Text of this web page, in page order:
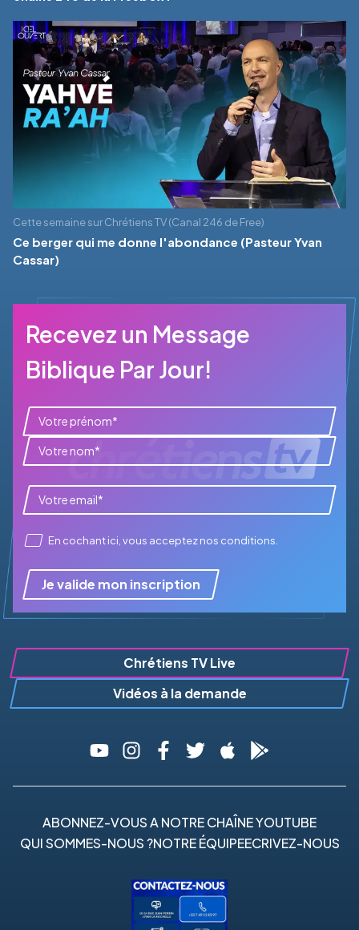
Cette semaine sur Chrétiens TV (Canal 246 de Free)
Ce berger qui me donne l'abondance (Pasteur Yvan
Cassar)
Recevez un Message
Biblique Par Jour!
En cochant ici, vous accepteznos conditions
Je valide mon inscription
Chrétiens TV Live
Vidéos à la demande
ABONNEZ-VOUS A NOTRE CHAÎNE YOUTUBE
QUI SOMMES-NOUS ?NOTRE ÉQUIPEECRIVEZ-NOUS